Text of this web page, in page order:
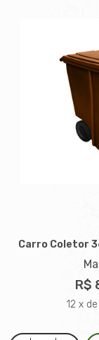
Carro Coletor
R$
12 x